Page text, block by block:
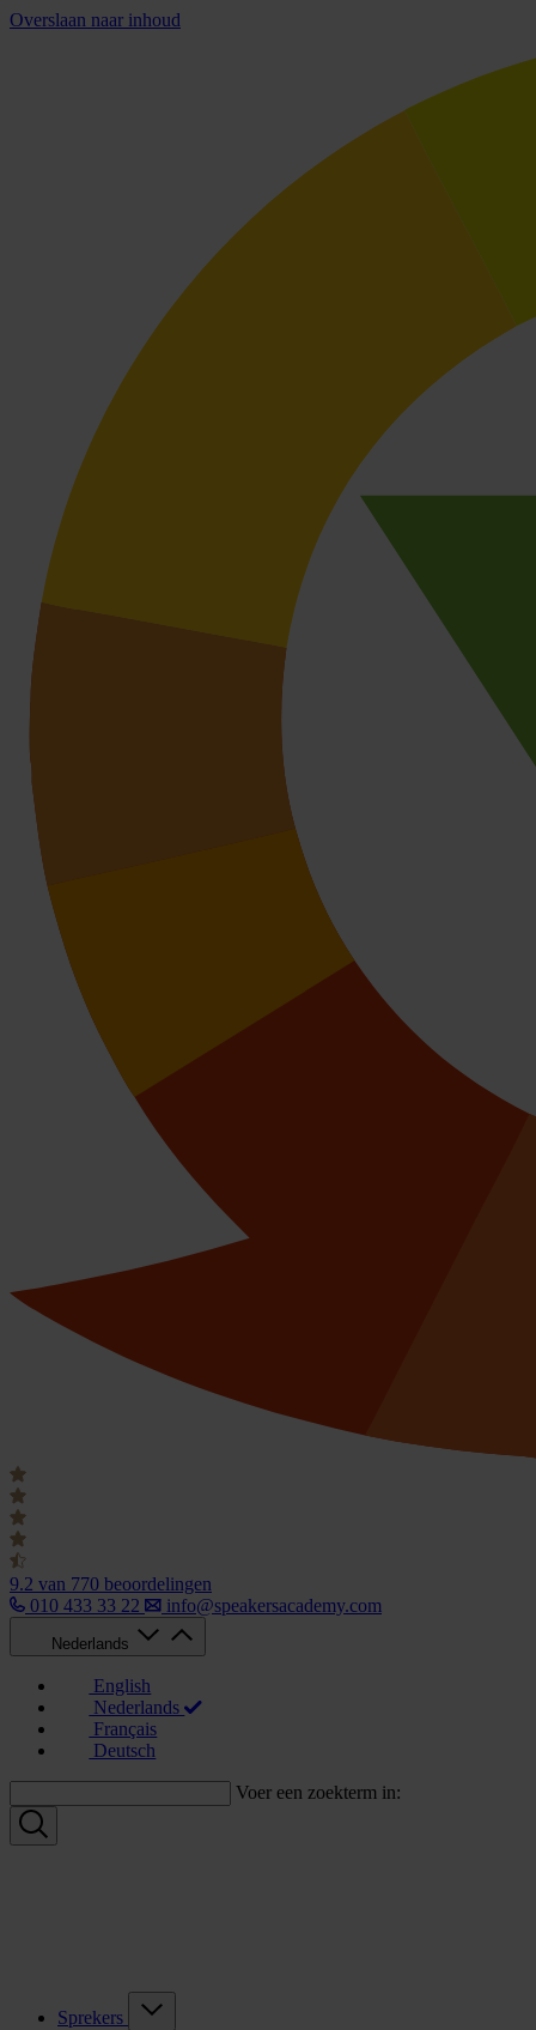
Overslaan naar inhoud
9.2 van 770 beoordelingen
010 433 33 22
info@speakersacademy.com
Nederlands
English
Nederlands
Français
Deutsch
Voer een zoekterm in:
Sprekers